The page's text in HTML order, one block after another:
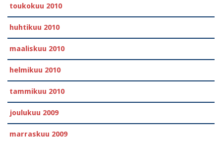
toukokuu 2010
huhtikuu 2010
maaliskuu 2010
helmikuu 2010
tammikuu 2010
joulukuu 2009
marraskuu 2009